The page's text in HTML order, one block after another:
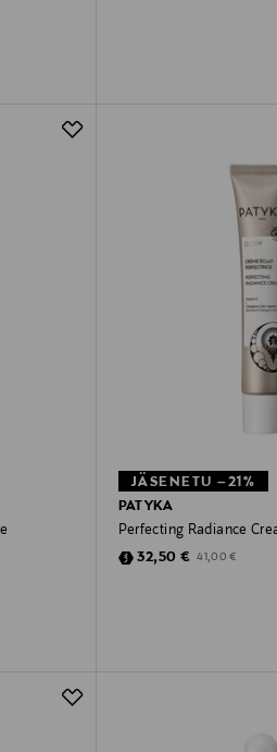
JÄSENETU –21%
PATYKA
Perfecting Radiance
Discounted Price
32,50 € Original Price
41,00 €